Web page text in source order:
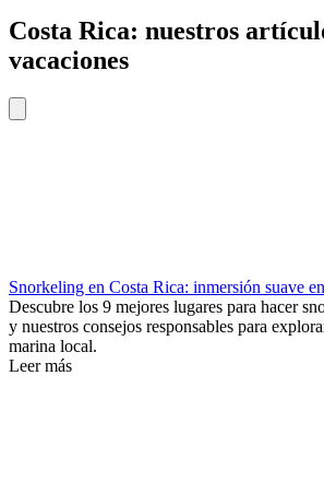
Costa Rica: nuestros
vacaciones
Snorkeling en Costa Rica: inmersión suave
Descubre los 9 mejores lugares para hacer
y nuestros consejos responsables para
marina local.
Leer más